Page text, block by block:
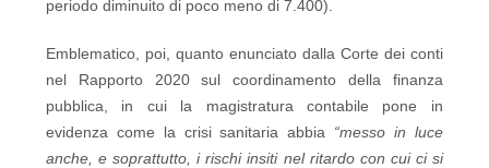
periodo diminuito di poco meno di 7.400).
Emblematico, poi, quanto enunciato dalla Corte dei conti
nel Rapporto 2020 sul coordinamento della finanza
pubblica, in cui la magistratura contabile pone in
evidenza come la crisi sanitaria abbia “messo in luce
anche, e soprattutto, i rischi insiti nel ritardo con cui ci si